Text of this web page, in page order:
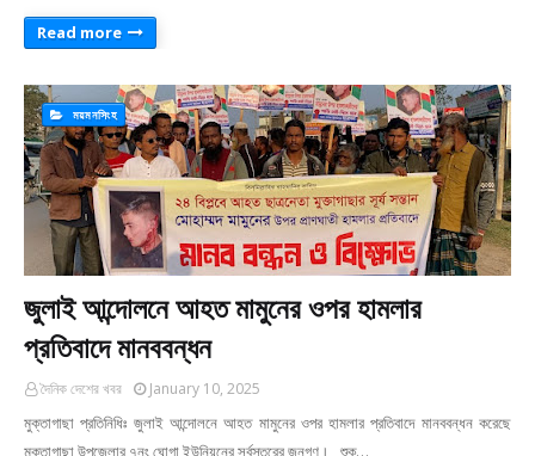
Read more
ময়মনসিংহ
জুলাই আন্দোলনে আহত মামুনের ওপর হামলার
প্রতিবাদে মানববন্ধন
দৈনিক দেশের খবর January 10, 2025
মুক্তাগাছা প্রতিনিধিঃ জুলাই আন্দোলনে আহত মামুনের ওপর হামলার প্রতিবাদে মানববন্ধন করেছে
মুক্তাগাছা উপজেলার ৭নং ঘোগা ইউনিয়নের সর্বস্তরের জনগণ। শুক্…